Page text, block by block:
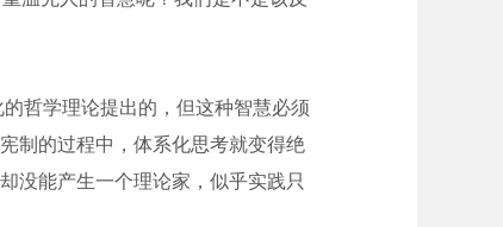
哲学理论提出的，但这种智慧必须
制的过程中，体系化思考就变得绝
没能产生一个理论家，似乎实践只